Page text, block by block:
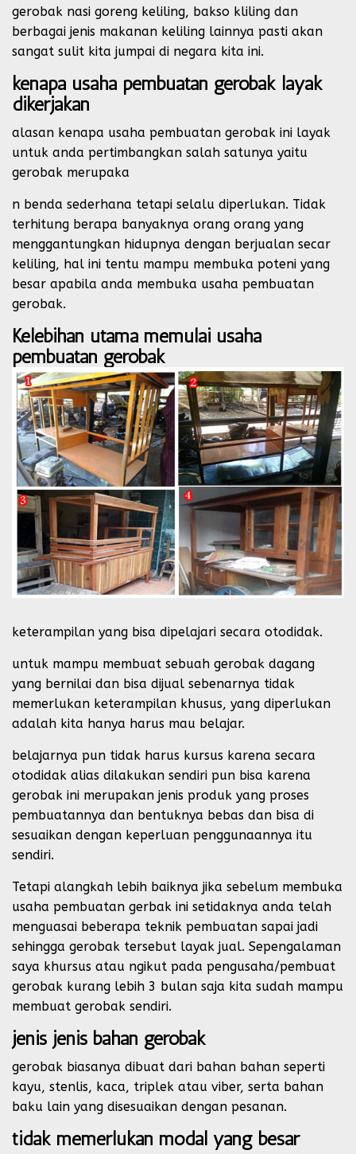
gerobak nasi goreng keliling, bakso kliling dan
berbagai jenis makanan keliling lainnya pasti akan
sangat sulit kita jumpai di negara kita ini.
kenapa usaha pembuatan gerobak layak
dikerjakan
alasan kenapa usaha pembuatan gerobak ini layak
untuk anda pertimbangkan salah satunya yaitu
gerobak merupaka
n benda sederhana tetapi selalu diperlukan. Tidak
terhitung berapa banyaknya orang orang yang
menggantungkan hidupnya dengan berjualan secar
keliling, hal ini tentu mampu membuka poteni yang
besar apabila anda membuka usaha pembuatan
gerobak.
Kelebihan utama memulai usaha
pembuatan gerobak
keterampilan yang bisa dipelajari secara otodidak.
untuk mampu membuat sebuah gerobak dagang
yang bernilai dan bisa dijual sebenarnya tidak
memerlukan keterampilan khusus, yang diperlukan
adalah kita hanya harus mau belajar.
belajarnya pun tidak harus kursus karena secara
otodidak alias dilakukan sendiri pun bisa karena
gerobak ini merupakan jenis produk yang proses
pembuatannya dan bentuknya bebas dan bisa di
sesuaikan dengan keperluan penggunaannya itu
sendiri.
Tetapi alangkah lebih baiknya jika sebelum membuka
usaha pembuatan gerbak ini setidaknya anda telah
menguasai beberapa teknik pembuatan sapai jadi
sehingga gerobak tersebut layak jual. Sepengalaman
saya khursus atau ngikut pada pengusaha/pembuat
gerobak kurang lebih 3 bulan saja kita sudah mampu
membuat gerobak sendiri.
jenis jenis bahan gerobak
gerobak biasanya dibuat dari bahan bahan seperti
kayu, stenlis, kaca, triplek atau viber, serta bahan
baku lain yang disesuaikan dengan pesanan.
tidak memerlukan modal yang besar